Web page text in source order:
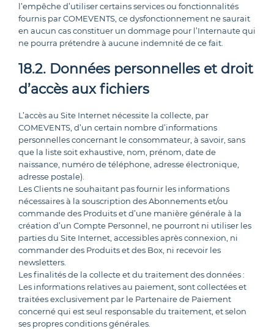
l’empêche d’utiliser certains services ou fonctionnalités
fournis par COMEVENTS, ce dysfonctionnement ne saurait
en aucun cas constituer un dommage pour l’Internaute qui
ne pourra prétendre à aucune indemnité de ce fait.
18.2. Données personnelles et droit
d’accès aux fichiers
L’accès au Site Internet nécessite la collecte, par
COMEVENTS, d’un certain nombre d’informations
personnelles concernant le consommateur, à savoir, sans
que la liste soit exhaustive, nom, prénom, date de
naissance, numéro de téléphone, adresse électronique,
adresse postale).
Les Clients ne souhaitant pas fournir les informations
nécessaires à la souscription des Abonnements et/ou
commande des Produits et d’une manière générale à la
création d’un Compte Personnel, ne pourront ni utiliser les
parties du Site Internet, accessibles après connexion, ni
commander des Produits et des Box, ni recevoir les
newsletters.
Les finalités de la collecte et du traitement des données :
Les informations relatives au paiement, sont collectées et
traitées exclusivement par le Partenaire de Paiement
concerné qui est seul responsable du traitement, et selon
ses propres conditions générales.